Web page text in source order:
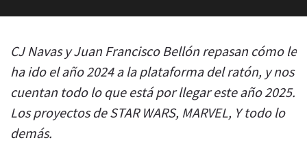
CJ Navas y Juan Francisco Bellón repasan cómo le
ha ido el año 2024 a la plataforma del ratón, y nos
cuentan todo lo que está por llegar este año 2025.
Los proyectos de STAR WARS, MARVEL, Y todo lo
demás.